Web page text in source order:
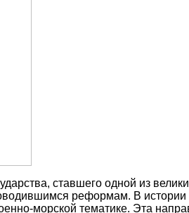
ставшего одной из
реформам. В истории
морской тематике. Эта